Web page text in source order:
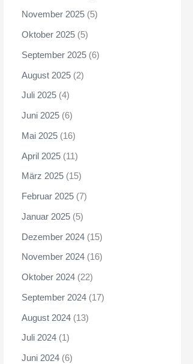
November 2025 (5)
Oktober 2025 (5)
September 2025 (6)
August 2025 (2)
Juli 2025 (4)
Juni 2025 (6)
Mai 2025 (16)
April 2025 (11)
März 2025 (15)
Februar 2025 (7)
Januar 2025 (5)
Dezember 2024 (15)
November 2024 (16)
Oktober 2024 (22)
September 2024 (17)
August 2024 (13)
Juli 2024 (1)
Juni 2024 (6)